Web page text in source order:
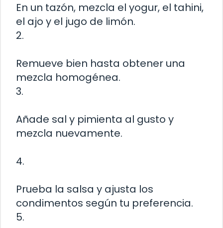
En un tazón, mezcla el yogur, el tahini,
el ajo y el jugo de limón.
2.
Remueve bien hasta obtener una
mezcla homogénea.
3.
Añade sal y pimienta al gusto y
mezcla nuevamente.
4.
Prueba la salsa y ajusta los
condimentos según tu preferencia.
5.